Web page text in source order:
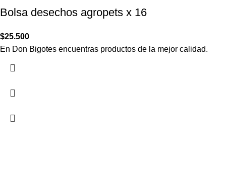
Bolsa desechos agropets x 16
$25.500
En Don Bigotes encuentras productos de la mejor calidad.